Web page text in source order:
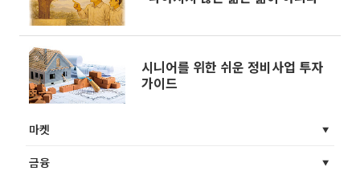
시니어를 위한 쉬운 정비사업 투자
가이드
마켓
금융